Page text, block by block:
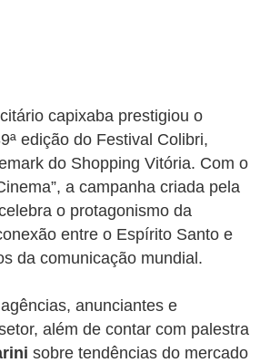
capixaba prestigiou o
edição do Festival Colibri,
do Shopping Vitória. Com o
a campanha criada pela
o protagonismo da
entre o Espírito Santo e
da comunicação mundial.
anunciantes e
além de contar com palestra
sobre tendências do mercado